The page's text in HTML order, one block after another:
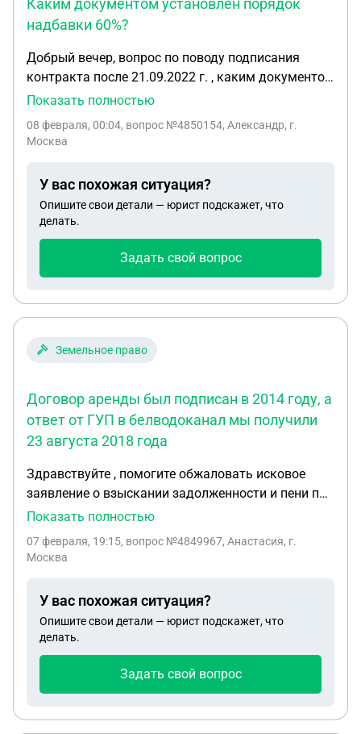
Каким документом установлен порядок
надбавки 60%?
Добрый вечер, вопрос по поводу подписания
контракта после 21.09.2022 г. , каким документом
установлен порядок надбавки 60%? В частности
в настоялем офицеры. Положена ли им выплата,
2022 года? Заранее спасибо за ответ и надеюсь
дадите ссылки на какую либо документацию)
Показать полностью
08 февраля, 00:04, вопрос №4850154, Александр, г.
Москва
У вас похожая ситуация?
Опишите свои детали — юрист подскажет, что
делать.
Задать свой вопрос
Земельное право
Договор аренды был подписан в 2014 году, а
ответ от ГУП в белводоканал мы получили
23 августа 2018 года
Здравствуйте , помогите обжаловать исковое
заявление о взыскании задолженности и пени по
договору аренды земельного участка. Участок не
протяжении четырёх лет мы ждали уведомления
подписан в 2014 году, а ответ от ГУП в
белводоканал мы получили 23 августа 2018 года.
В нем говорилось о невозможности
строительства в данном массиве сети и
водоснабжения и водоотведения, после чего нам
чего так и не произошло. На протяжении всего
Показать полностью
07 февраля, 19:15, вопрос №4849967, Анастасия, г.
Москва
У вас похожая ситуация?
Опишите свои детали — юрист подскажет, что
делать.
Задать свой вопрос